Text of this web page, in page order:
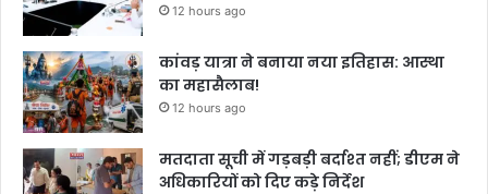
12 hours ago
कांवड़ यात्रा ने बनाया नया इतिहास: आस्था
का महासैलाब!
12 hours ago
मतदाता सूची में गड़बड़ी बर्दाश्त नहीं; डीएम ने
अधिकारियों को दिए कड़े निर्देश